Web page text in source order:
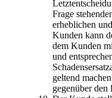
Frage
erheblichen
Kunden kann
dem Kunden
und
geltend
gegenüber